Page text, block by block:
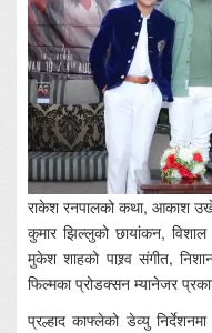
राकेश रनपालको कथा, आकाश
कुमार झिल्लुको छायांकन, विशाल
मुकेश शाहको पाश्र्व संगीत,
फिल्मका प्रोडक्सन म्यानेजर
प्रल्हाद काफ्लेको डेव्यु